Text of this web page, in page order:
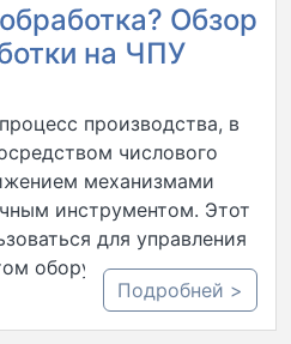
Обзор
на ЧПУ
производства, в
числового
механизмами
инструментом. Этот
для управления
оборудования, от
Подробней >